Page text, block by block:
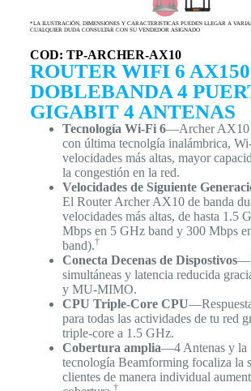
*LA ILUSTRACIÓN, DIMENSIONES Y CARACTERISTICAS PUEDEN LLEGAR A
CUALQUIER DUDA CONSULTAR CON SU VENDEDOR ASIGNADO
COD: TP-ARCHER-AX10
ROUTER WIFI 6
DOBLEBANDA 4
GIGABIT 4 ANTENAS
Tecnología Wi-Fi 6—Archer AX10
con última tecnolgía inalámbrica,
velocidades más altas, mayor
la congestión en la red.
Velocidades de Siguiente
El Router Archer AX10 de banda
velocidades más altas, de hasta 1.5
Mbps en 5 GHz band y 300 Mbps
band).†
Conecta Decenas de Dispostivos
simultáneas y latencia reducida
y MU-MIMO.
CPU Triple-Core CPU
para todas las actividades de tu red
triple-core a 1.5 GHz.
Cobertura amplia—4 Antenas y la
tecnología Beamforming focaliza la
clientes de manera individual
†